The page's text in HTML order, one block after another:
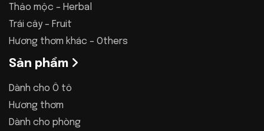
Thảo mộc – Herbal
Trái cây – Fruit
Hương thơm khác – Others
Sản phẩm
Dành cho Ô tô
Hương thơm
Dành cho phòng